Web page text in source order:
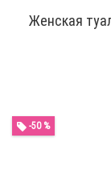
Женская
-50 %